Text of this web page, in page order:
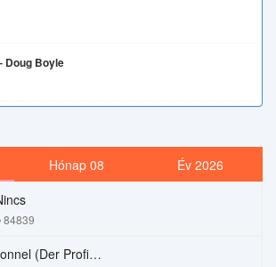
Doug Boyle
Hónap 08 Év 2026
84839
Le-Professionnel (Der Profi) – Chi Mai